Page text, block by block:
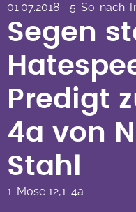
Predigt
4a von
01.07.2018 - 5. So. nach
Segen
Predigt
4a von
Stahl
1. Mose 12,1-4a